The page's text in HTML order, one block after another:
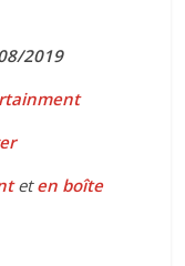
2019
et en boîte